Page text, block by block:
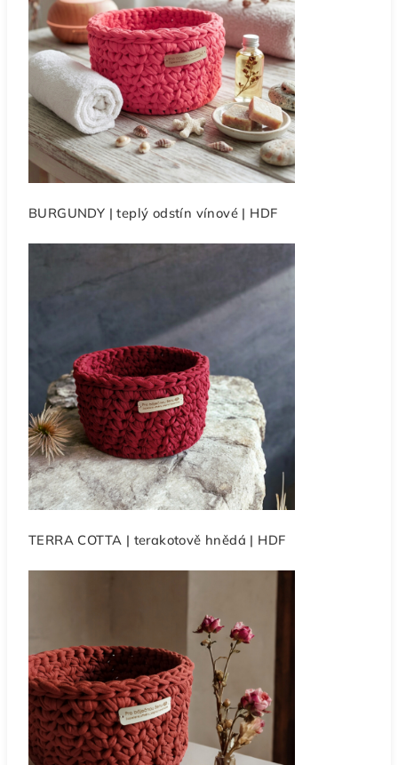
BURGUNDY | teplý odstín vínové | HDF
TERRA COTTA | terakotově hnědá | HDF